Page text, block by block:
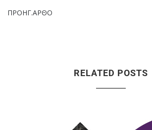
ΠΡΟΗΓ.ΑΡΘΟ
RELATED POSTS